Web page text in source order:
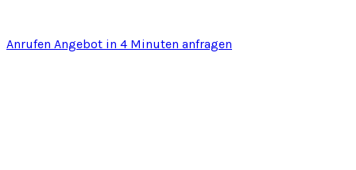
Anrufen Angebot in 4 Minuten anfragen